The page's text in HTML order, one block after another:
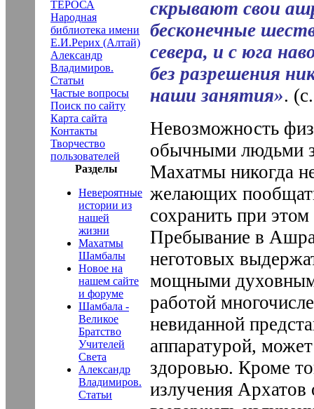
ТЕРОСА
Народная
библиотека имени
Е.И.Рерих (Алтай)
Александр
Владимиров.
Статьи
Частые вопросы
Поиск по сайту
Карта сайта
Контакты
Творчество
пользователей
Разделы
Невероятные
истории из
нашей
жизни
Махатмы
Шамбалы
Новое на
нашем сайте
и форуме
Шамбала -
Великое
Братство
Учителей
Света
Александр
Владимиров.
Статьи
скрывают свои
бесконечные
севера, и с юга
без разрешения
наши занятия».
Невозможность
обычными людьми
Махатмы никогда
желающих
сохранить при
Пребывание в
неготовых
мощными
работой
невиданной
аппаратурой,
здоровью. Кроме
излучения